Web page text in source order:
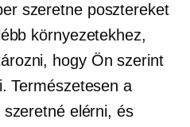
szeretne posztereket
környezetekhez,
hogy Ön szerint
Természetesen a
szeretné elérni, és